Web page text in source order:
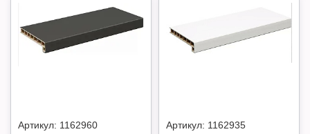
Артикул: 1162960 Артикул: 1162935